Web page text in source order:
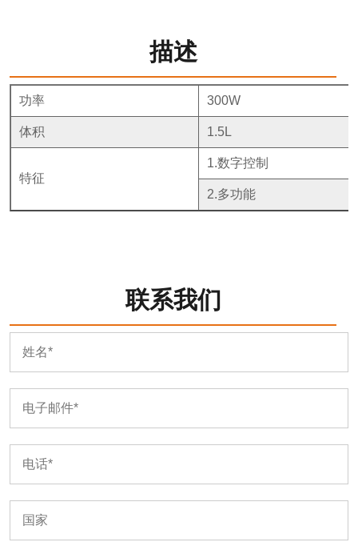
描述
功率 300W
体积 1.5L
特征
1.数字控制
2.多功能
联系我们